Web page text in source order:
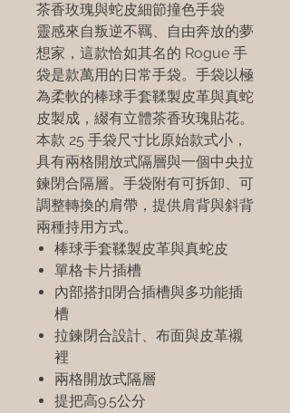
茶香玫瑰與蛇皮細節撞色手袋
靈感來自叛逆不羈、自由奔放的夢
想家，這款恰如其名的 Rogue 手
袋是款萬用的日常手袋。手袋以極
為柔軟的棒球手套鞣製皮革與真蛇
皮製成，綴有立體茶香玫瑰貼花。
本款 25 手袋尺寸比原始款式小，
具有兩格開放式隔層與一個中央拉
鍊閉合隔層。手袋附有可拆卸、可
調整轉換的肩帶，提供肩背與斜背
兩種持用方式。
棒球手套鞣製皮革與真蛇皮
單格卡片插槽
內部搭扣閉合插槽與多功能插
槽
拉鍊閉合設計、布面與皮革襯
裡
兩格開放式隔層
提把高9.5公分